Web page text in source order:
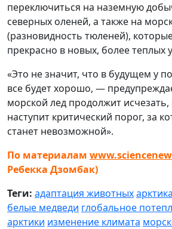
переключиться на наземную
северных оленей, а также на
(разновидность тюленей),
прекрасно в новых, более теплых
«Это не значит, что в будущем у
все будет хорошо, —
морской лед продолжит
наступит критический порог, за
станет невозможной».
По материалам
Ребекка Дзомбак)
Теги: адаптация животныхарктика
белые медведи глобальное
арктики изменение климата